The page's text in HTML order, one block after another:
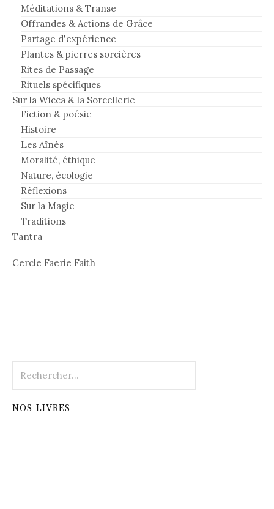
Méditations & Transe
Offrandes & Actions de Grâce
Partage d'expérience
Plantes & pierres sorcières
Rites de Passage
Rituels spécifiques
Sur la Wicca & la Sorcellerie
Fiction & poésie
Histoire
Les Aînés
Moralité, éthique
Nature, écologie
Réflexions
Sur la Magie
Traditions
Tantra
Cercle Faerie Faith
NOS LIVRES